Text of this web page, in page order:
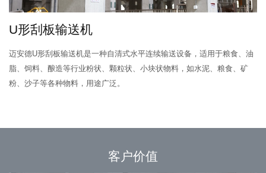
U形刮板输送机
迈安德U形刮板输送机是一种自清式水平连续输送设备，适用于粮食、油
脂、饲料、酿造等行业粉状、颗粒状、小块状物料，如水泥、粮食、矿
粉、沙子等各种物料，用途广泛。
客户价值